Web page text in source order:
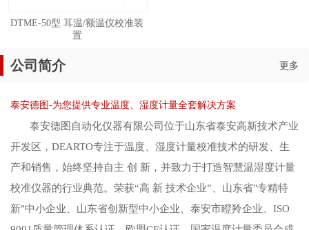
DTME-50型 耳温/额温仪校准装
置
公司简介 更多
泰安德图-为您提供专业温度、湿度计量全套解决方案
泰安德图自动化仪器有限公司位于山东省泰安高新技术产业
开发区，DEARTO专注于温度、湿度计量校准技术的研发、生
产和销售，始终坚持自主 创 新，并致力于打造智慧温湿度计量
校准仪器的行业典范。荣获“高 新 技术企业”、山东省"专精特
新"中小企业、山东省创新型中小企业、泰安市瞪羚企业、ISO